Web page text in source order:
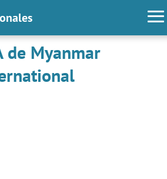
de Myanmar